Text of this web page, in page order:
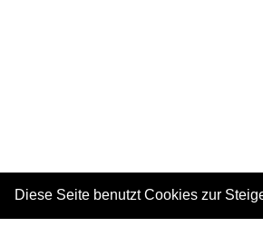
Diese Seite benutzt Cookies zur